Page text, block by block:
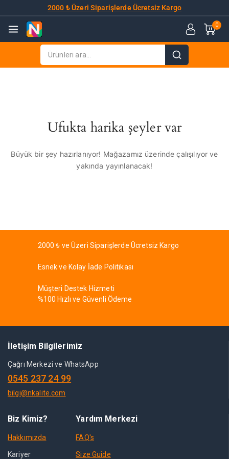
2000 ₺ Üzeri Siparişlerde Ücretsiz Kargo
0
Ufukta harika şeyler var
Büyük bir şey hazırlanıyor! Mağazamız üzerinde çalışılıyor ve
yakında yayınlanacak!
2000 ₺ ve Üzeri Siparişlerde Ücretsiz Kargo
Esnek ve Kolay İade Politikası
Müşteri Destek Hizmeti
%100 Hızlı ve Güvenli Ödeme
İletişim Bilgilerimiz
Çağrı Merkezi ve WhatsApp
0545 237 24 99
bilgi@nkalite.com
Biz Kimiz?
Hakkımızda
Kariyer
Yardım Merkezi
FAQ's
Size Guide